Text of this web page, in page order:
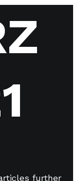
further